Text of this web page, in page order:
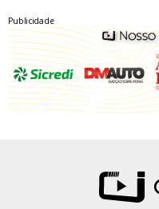
Publicidade